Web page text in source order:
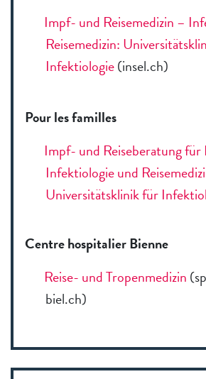
Impf- und Reisemedizin –
Reisemedizin:
Infektiologie(insel.ch)
Pour les familles
Impf- und Reiseberatung für
Infektiologie und
Universitätsklinik für
Centre hospitalier Bienne
Reise- und Tropenmedizin
biel.ch)